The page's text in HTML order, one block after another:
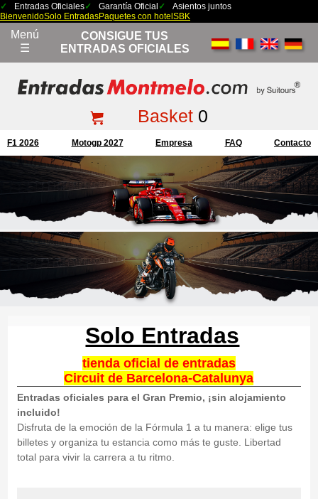
Entradas Oficiales Garantía Oficial
Asientos juntos
BienvenidoSolo EntradasPaquetes con hotel SBK
Menú
☰
CONSIGUE TUS
ENTRADAS OFICIALES
Basket0
F1 2026 Motogp 2027 Empresa FAQ Contacto
Solo Entradas
tienda oficial de entradas
Circuit de Barcelona-Catalunya
Entradas oficiales para el Gran Premio, ¡sin alojamiento
incluido!
Disfruta de la emoción de la Fórmula 1 a tu manera: elige tus
billetes y organiza tu estancia como más te guste. Libertad
total para vivir la carrera a tu ritmo.